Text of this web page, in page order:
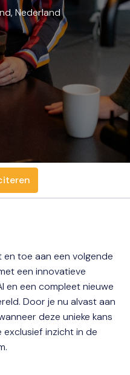
, Nederland
toe aan een volgende
een innovatieve
en een compleet nieuwe
Door je nu alvast aan
deze unieke kans
exclusief inzicht in de